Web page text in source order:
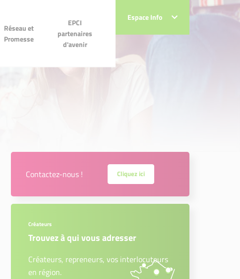
Réseau et
Promesse
EPCI
partenaires
d'avenir
Espace Info
Promesse
EPCI partenaires
d'avenir
Espace Info
Contactez-nous ! Cliquez ici
Créateurs
Trouvez à qui vous adresser
Créateurs, repreneurs, vos interlocuteurs
en région.